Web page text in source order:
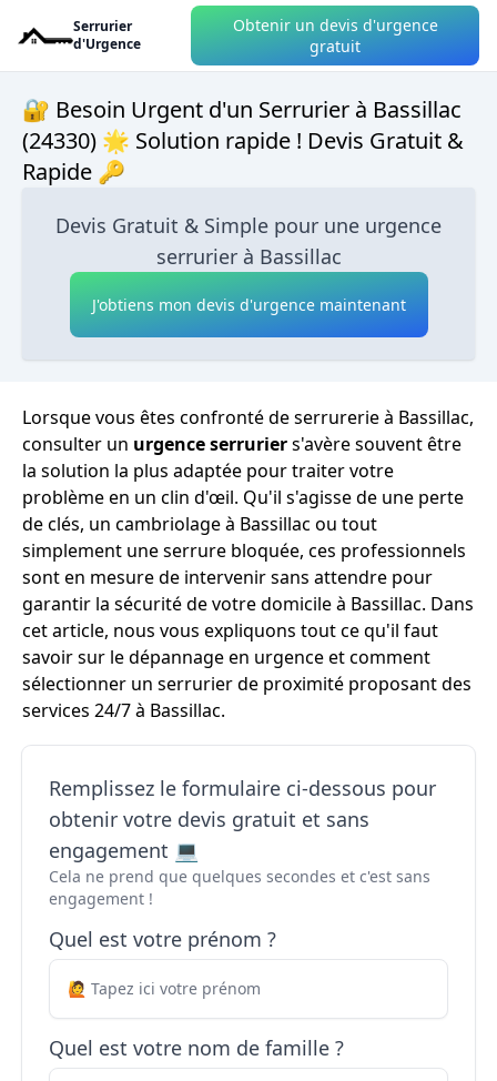
Serrurier
d'Urgence
Obtenir un devis d'urgence
gratuit
🔐 Besoin Urgent d'un Serrurier à Bassillac
(24330) 🌟 Solution rapide ! Devis Gratuit &
Rapide 🔑
Devis Gratuit & Simple pour une urgence
serrurier à Bassillac
J'obtiens mon devis d'urgence maintenant
Lorsque vous êtes confronté de serrurerie à Bassillac,
consulter un urgence serruriers'avère souvent être
la solution la plus adaptée pour traiter votre
problème en un clin d'œil. Qu'il s'agisse de une perte
de clés, un cambriolage à Bassillac ou tout
simplement une serrure bloquée, ces professionnels
sont en mesure de intervenir sans attendre pour
garantir la sécurité de votre domicile à Bassillac. Dans
cet article, nous vous expliquons tout ce qu'il faut
savoir sur le dépannage en urgence et comment
sélectionner un serrurier de proximité proposant des
services 24/7 à Bassillac.
Remplissez le formulaire ci-dessous pour
obtenir votre devis gratuit et sans
engagement 💻
Cela ne prend que quelques secondes et c'est sans
engagement !
Quel est votre prénom ?
Quel est votre nom de famille ?